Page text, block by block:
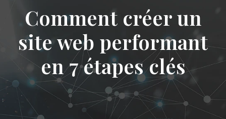
Comment créer un
site web performant
en 7 étapes clés